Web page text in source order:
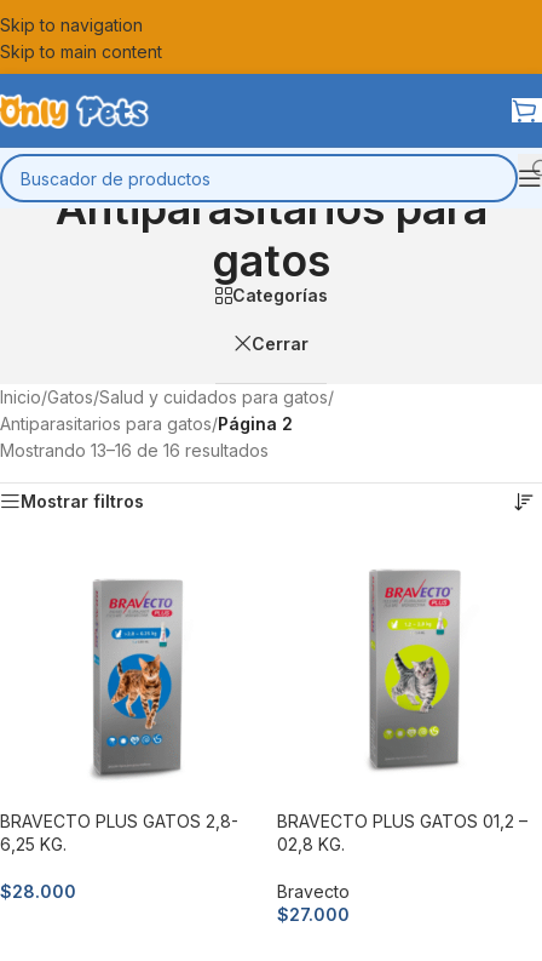
Skip to navigation
Skip to main content
Antiparasitarios para
gatos
Categorías
Cerrar
Inicio/Gatos/Salud y cuidados para gatos/
Antiparasitarios para gatos/Página 2
Mostrando 13–16 de 16 resultados
Mostrar filtros
BRAVECTO PLUS GATOS 2,8-
6,25 KG.
$28.000
BRAVECTO PLUS GATOS 01,2 –
02,8 KG.
Bravecto
$27.000